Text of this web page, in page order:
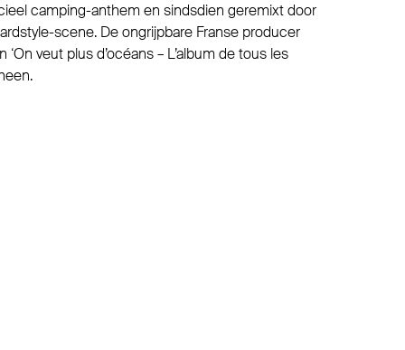
camping-anthem en sindsdien geremixt door
scene. De ongrijpbare Franse producer
veut plus d’océans – L’album de tous les